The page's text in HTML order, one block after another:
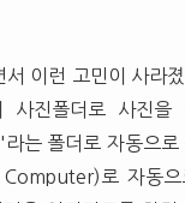
서 이런 고민이 사라
사진폴더로 사진
폴더로 자동으로
로 자동